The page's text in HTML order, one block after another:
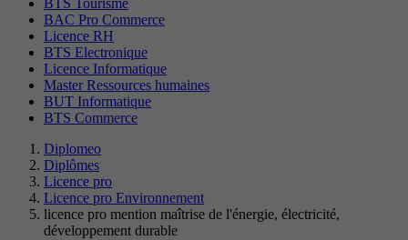
BTS Tourisme
BAC Pro Commerce
Licence RH
BTS Electronique
Licence Informatique
Master Ressources humaines
BUT Informatique
BTS Commerce
Diplomeo
Diplômes
Licence pro
Licence pro Environnement
licence pro mention maîtrise de l'énergie, électricité,
développement durable